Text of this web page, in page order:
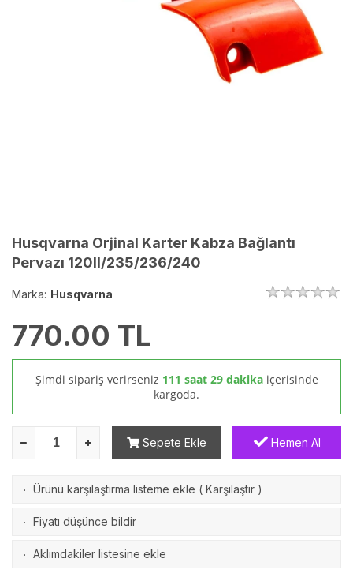
Husqvarna Orjinal Karter Kabza Bağlantı
Pervazı 120II/235/236/240
Marka: Husqvarna
770.00 TL
Şimdi sipariş verirseniz 111 saat 29 dakika içerisinde
kargoda.
Sepete Ekle Hemen Al
· Ürünü karşılaştırma listeme ekle ( Karşılaştır )
· Fiyatı düşünce bildir
· Aklımdakiler listesine ekle